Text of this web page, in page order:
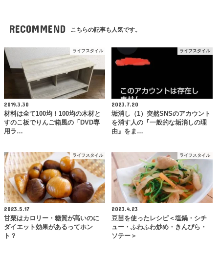
RECOMMEND こちらの記事も人気です。
ライフスタイル
2019.3.30
材料は全て100均！100均の木材と
すのこ板でりんご箱風の「DVD専
用ラ…
ライフスタイル
2023.7.20
垢消し（1）突然SNSのアカウント
を消す人の『一般的な垢消しの理
由』をま…
ライフスタイル
2023.5.17
甘栗はカロリー・糖質が高いのに
ダイエット効果があるってホン
ト？
ライフスタイル
2023.4.23
豆苗を使ったレシピ＜塩鍋・シチ
ュー・ふわふわ炒め・きんぴら・
ソテー＞